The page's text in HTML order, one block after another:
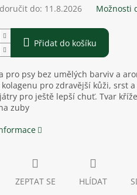
do: 11.8.2026 Možnosti
Přidat do košíku
pro psy bez umělých barviv a
pro zdravější kůži, srst a
pro ještě lepší chuť. Tvar
zuby
ZEPTAT SE HLÍDAT